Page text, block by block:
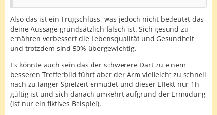
Also das ist ein Trugschluss, was jedoch nicht bedeutet das
deine Aussage grundsätzlich falsch ist. Sich gesund zu
ernähren verbessert die Lebensqualität und Gesundheit
und trotzdem sind 50% übergewichtig.
Es könnte auch sein das der schwerere Dart zu einem
besseren Trefferbild führt aber der Arm vielleicht zu schnell
nach zu langer Spielzeit ermüdet und dieser Effekt nur 1h
gültig ist und sich danach umkehrt aufgrund der Ermüdung
(ist nur ein fiktives Beispiel).